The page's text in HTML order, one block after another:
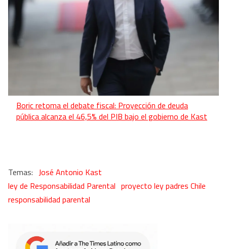
Boric retoma el debate fiscal: Proyección de deuda
pública alcanza el 46,5% del PIB bajo el gobierno de Kast
José Antonio Kast
ley de Responsabilidad Parental proyecto ley padres Chile
responsabilidad parental